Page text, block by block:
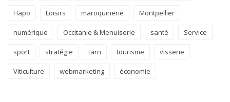
Hapo Loisirs maroquinerie Montpellier
numérique Occitanie & Menuiserie santé Service
sport stratégie tarn tourisme visserie
Viticulture webmarketing économie